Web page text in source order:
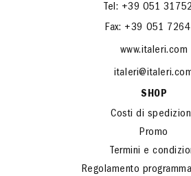
Tel: +39 051
Fax: +39 051
www.italeri.com
SHOP
Costi di
Promo
Termini e
Regolamento